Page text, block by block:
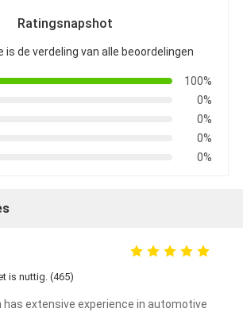
Ratingsnapshot
is de verdeling van alle beoordelingen
100%
0%
0%
0%
0%
is nuttig. (465)
has extensive experience in automotive